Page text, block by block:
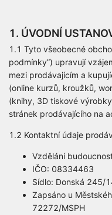
1. ÚVODNÍ
1.1 Tyto všeobecné
podmínky”) upravují
mezi prodávajícím a
(online kurzů, kroužků,
(knihy, 3D tiskové
stránek prodávajícího na
1.2 Kontaktní údaje
Vzdělání
IČO: 08334463
Sídlo: Donská 245/
Zapsáno u
72272/MSPH